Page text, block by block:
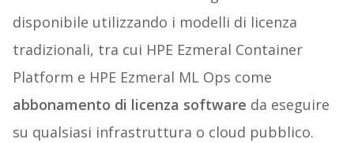
disponibile utilizzando i modelli di licenza
tradizionali, tra cui HPE Ezmeral Container
Platform e HPE Ezmeral ML Ops come
abbonamento di licenza software da eseguire
su qualsiasi infrastruttura o cloud pubblico.